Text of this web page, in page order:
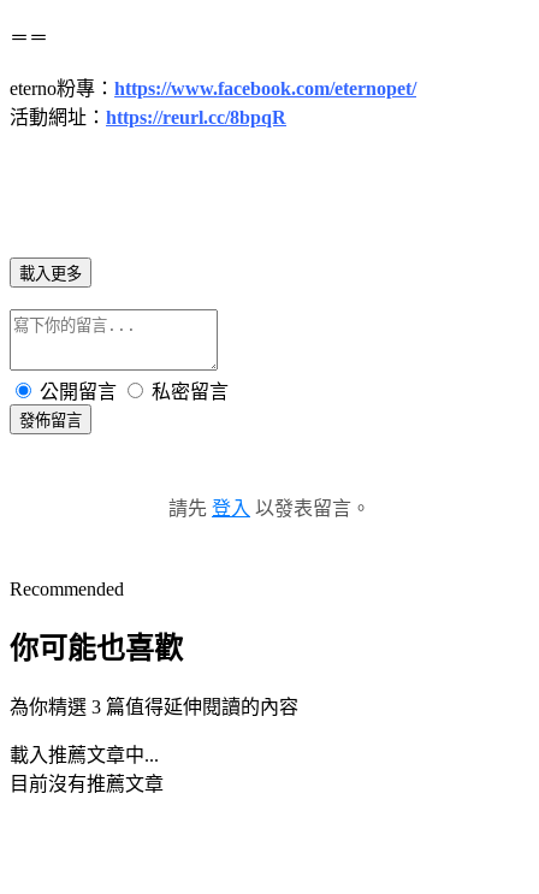
＝＝
eterno粉專： https://www.facebook.com/eternopet/
活動網址： https://reurl.cc/8bpqR
載入更多
公開留言 私密留言
發佈留言
請先 登入 以發表留言。
Recommended
你可能也喜歡
為你精選 3 篇值得延伸閱讀的內容
載入推薦文章中...
目前沒有推薦文章